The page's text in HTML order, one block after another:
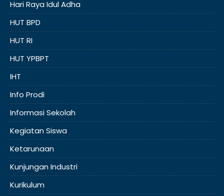
Hari Raya Idul Adha
HUT BPD
HUT RI
HUT YPBPT
IHT
Info Prodi
Informasi Sekolah
Kegiatan Siswa
Ketarunaan
Kunjungan Industri
Kurikulum